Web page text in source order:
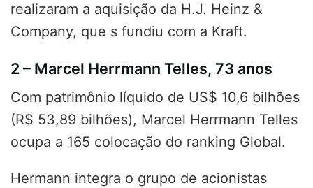
realizaram a aquisição da H.J. Heinz &
Company, que s fundiu com a Kraft.
2 – Marcel Herrmann Telles, 73 anos
Com patrimônio líquido de US$ 10,6 bilhões
(R$ ​​53,89 bilhões), Marcel Herrmann Telles
ocupa a 165 colocação do ranking Global.
Hermann integra o grupo de acionistas